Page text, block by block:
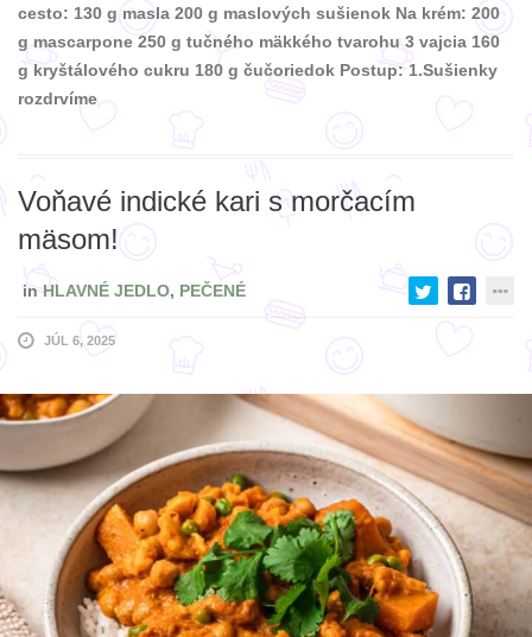
cesto: 130 g masla 200 g maslových sušienok Na krém: 200
g mascarpone 250 g tučného mäkkého tvarohu 3 vajcia 160
g kryštálového cukru 180 g čučoriedok Postup: 1.Sušienky
rozdrvíme
Voňavé indické kari s morčacím
mäsom!
in HLAVNÉ JEDLO, PEČENÉ
JÚL 6, 2025